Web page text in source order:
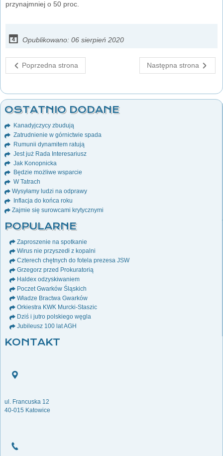
przynajmniej o 50 proc.
Opublikowano: 06 sierpień 2020
Poprzedna strona Następna strona
OSTATNIO DODANE
Kanadyjczycy zbudują
Zatrudnienie w górnictwie spada
Rumunii dynamitem ratują
Jest już Rada Interesariusz
Jak Konopnicka
Będzie możliwe wsparcie
W Tatrach
Wysyłamy ludzi na odprawy
Inflacja do końca roku
Zajmie się surowcami krytycznymi
POPULARNE
Zaproszenie na spotkanie
Wirus nie przyszedł z kopalni
Czterech chętnych do fotela prezesa JSW
Grzegorz przed Prokuratorią
Haldex odzyskiwaniem
Poczet Gwarków Śląskich
Władze Bractwa Gwarków
Orkiestra KWK Murcki-Staszic
Dziś i jutro polskiego węgla
Jubileusz 100 lat AGH
KONTAKT
ul. Francuska 12
40-015 Katowice